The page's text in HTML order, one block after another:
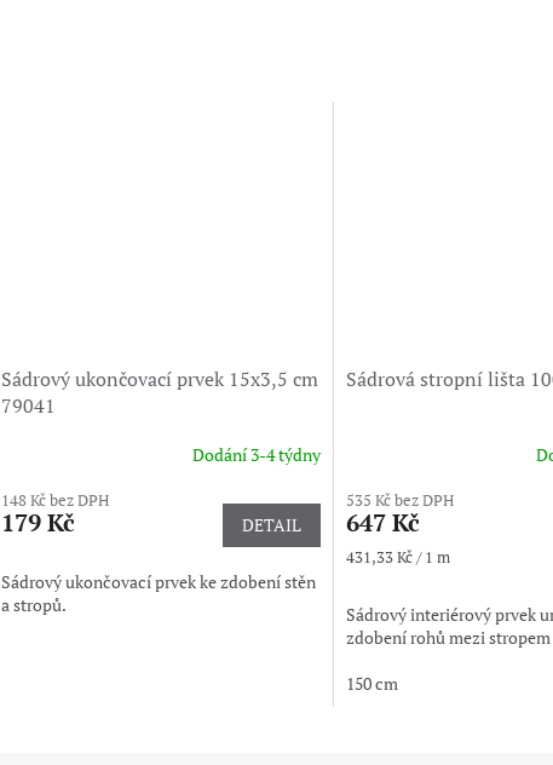
Sádrový ukončovací prvek 15x3,5 cm
79041
Dodání 3-4 týdny
148 Kč bez DPH
179 Kč DETAIL
Sádrový ukončovací prvek ke zdobení stěn
a stropů.
Sádrová stropní lišta
produktu
je
5,0
hvězdiček.
535 Kč bez DPH
647 Kč
Měrná
431,33 Kč / 1 m
Sádrový interiérový prvek
zdobení rohů mezi stropem
150 cm